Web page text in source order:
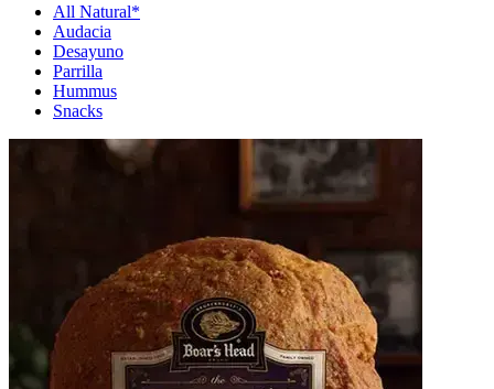
All Natural*
Audacia
Desayuno
Parrilla
Hummus
Snacks